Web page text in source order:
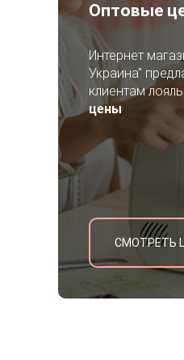
Оптовые
Интернет
Украина"
клиентам
цены
СМОТРЕТЬ